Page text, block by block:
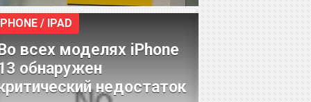
/ IPAD
Во всех моделях iPhone
обнаружен
недостаток